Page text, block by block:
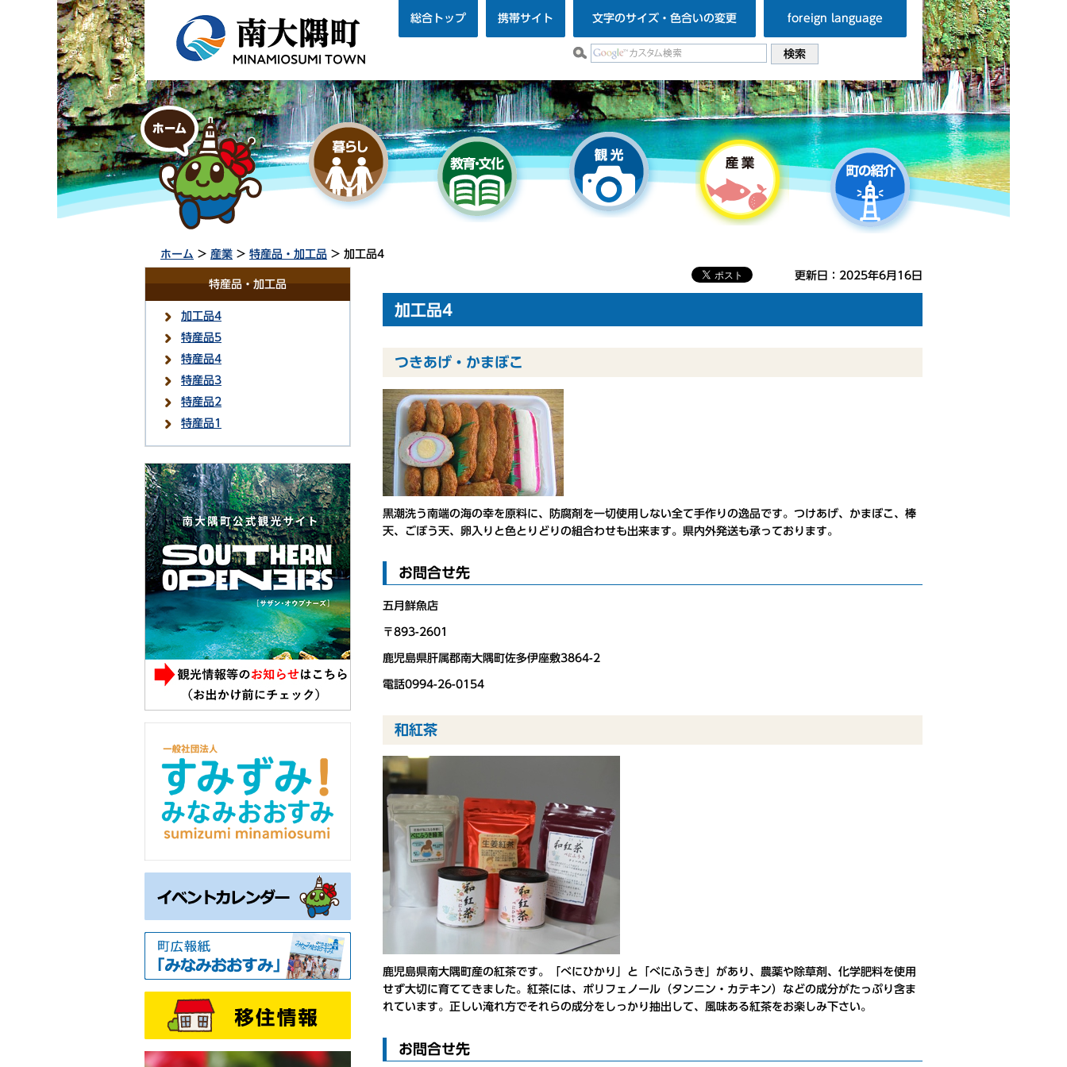
総合トップ 携帯サイト 文字のサイズ・色合いの変更 foreign language
ホーム > 産業 > 特産品・加工品 > 加工品4
特産品・加工品
加工品4
特産品5
特産品4
特産品3
特産品2
特産品1
更新日：2025年6月16日
加工品4
つきあげ・かまぼこ
黒潮洗う南端の海の幸を原料に、防腐剤を一切使用しない全て手作りの逸品です。つけあげ、かまぼこ、棒
天、ごぼう天、卵入りと色とりどりの組合わせも出来ます。県内外発送も承っております。
お問合せ先
五月鮮魚店
〒893-2601
鹿児島県肝属郡南大隅町佐多伊座敷3864-2
電話0994-26-0154
和紅茶
鹿児島県南大隅町産の紅茶です。「べにひかり」と「べにふうき」があり、農薬や除草剤、化学肥料を使用
せず大切に育ててきました。紅茶には、ポリフェノール（タンニン・カテキン）などの成分がたっぷり含ま
れています。正しい淹れ方でそれらの成分をしっかり抽出して、風味ある紅茶をお楽しみ下さい。
お問合せ先